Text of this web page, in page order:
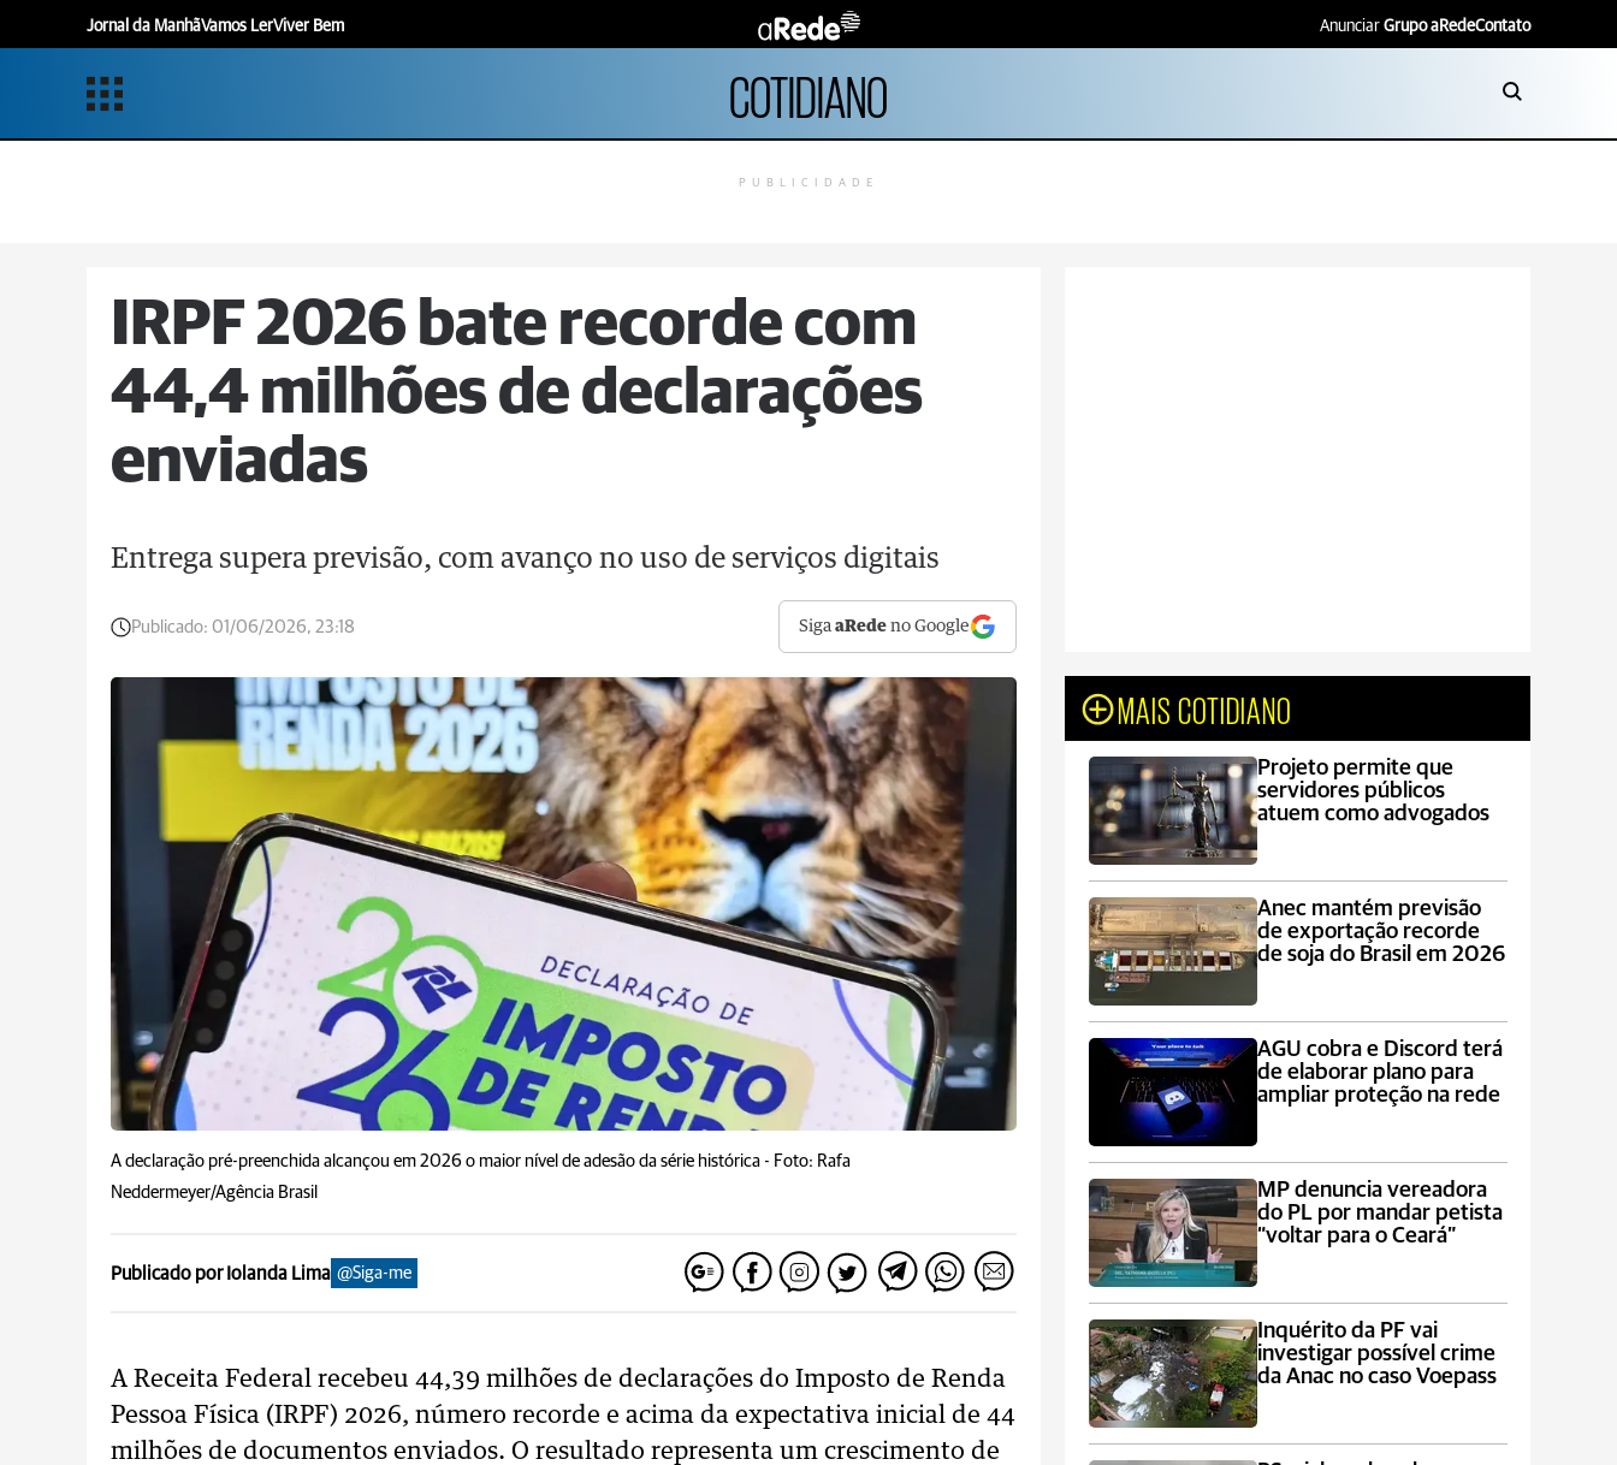
Jornal da ManhãVamos LerViver Bem Anunciar Grupo aRedeContato
COTIDIANO
PUBLICIDADE
IRPF 2026 bate recorde com
44,4 milhões de declarações
enviadas
Entrega supera previsão, com avanço no uso de serviços digitais
Publicado: 01/06/2026, 23:18 SigaaRede no Google
A declaração pré-preenchida alcançou em 2026 o maior nível de adesão da série histórica - Foto: Rafa
Neddermeyer/Agência Brasil
Publicado por Iolanda Lima @Siga-me
A Receita Federal recebeu 44,39 milhões de declarações do Imposto de Renda
Pessoa Física (IRPF) 2026, número recorde e acima da expectativa inicial de 44
milhões de documentos enviados. O resultado representa um crescimento de
MAIS COTIDIANO
Projeto permite que
servidores públicos
atuem como advogados
Anec mantém previsão
de exportação recorde
de soja do Brasil em 2026
AGU cobra e Discord terá
de elaborar plano para
ampliar proteção na rede
MP denuncia vereadora
do PL por mandar petista
“voltar para o Ceará”
Inquérito da PF vai
investigar possível crime
da Anac no caso Voepass